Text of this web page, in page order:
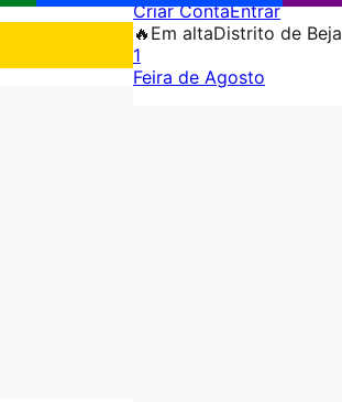
Criar ContaEntrar
🔥 Em altaDistrito de Beja
1
Feira de Agosto